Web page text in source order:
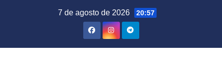
7 de agosto de 2026 20:57